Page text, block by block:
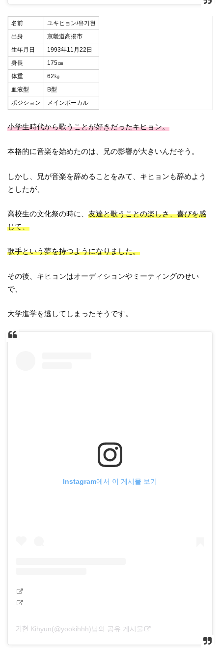
名前
ユキヒョン/유기현
出身
京畿道高揚市
生年月日
1993年11月22日
身長
175㎝
体重
62㎏
血液型
B型
ポジション
メインボーカル
小学生時代から歌うことが好きだったキヒョン。
本格的に音楽を始めたのは、兄の影響が大きいんだそう。
しかし、兄が音楽を辞めることをみて、キヒョンも辞めよう
としたが、
高校生の文化祭の時に、友達と歌うことの楽しさ、喜びを感
じて、
歌手という夢を持つようになりました。
その後、キヒョンはオーディションやミーティングのせい
で、
大学進学を逃してしまったそうです。
Instagram에서 이 게시물 보기
기현 Kihyun(@yookihhh)님의 공유 게시물